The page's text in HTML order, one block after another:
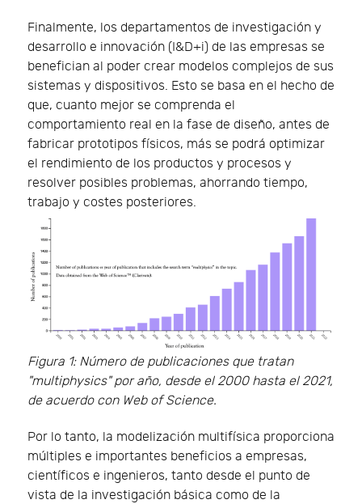
Finalmente, los departamentos de investigación y
desarrollo e innovación (I&D+i) de las empresas se
benefician al poder crear modelos complejos de sus
sistemas y dispositivos. Esto se basa en el hecho de
que, cuanto mejor se comprenda el
comportamiento real en la fase de diseño, antes de
fabricar prototipos físicos, más se podrá optimizar
el rendimiento de los productos y procesos y
resolver posibles problemas, ahorrando tiempo,
trabajo y costes posteriores.
Figura 1: Número de publicaciones que tratan
"multiphysics" por año, desde el 2000 hasta el 2021,
de acuerdo con Web of Science.
Por lo tanto, la modelización multifísica proporciona
múltiples e importantes beneficios a empresas,
científicos e ingenieros, tanto desde el punto de
vista de la investigación básica como de la